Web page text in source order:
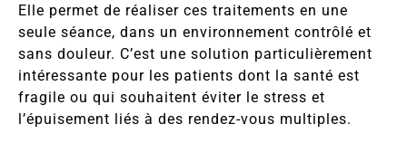
Elle permet de réaliser ces traitements en une
seule séance, dans un environnement contrôlé et
sans douleur. C’est une solution particulièrement
intéressante pour les patients dont la santé est
fragile ou qui souhaitent éviter le stress et
l’épuisement liés à des rendez-vous multiples.